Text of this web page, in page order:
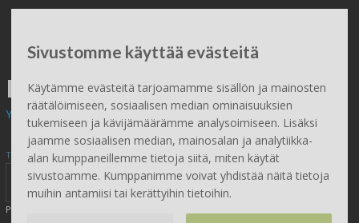
Sivustomme käyttää evästeitä
Käytämme evästeitä tarjoamamme sisällön ja mainosten
räätälöimiseen, sosiaalisen median ominaisuuksien
tukemiseen ja kävijämäärämme analysoimiseen. Lisäksi
jaamme sosiaalisen median, mainosalan ja analytiikka-
alan kumppaneillemme tietoja siitä, miten käytät
sivustoamme. Kumppanimme voivat yhdistää näitä tietoja
muihin antamiisi tai kerättyihin tietoihin.
Facebook Instagram
Twitter / X
Peruuta tilaus
ILMAINEN TOIMITUS
Yli 100 € tilauksiin.
Tilaa Mökkimies.comin uutiskirje tästä
Painamalla lähetä, hyväksyt henkilötietojen tallentamisen (